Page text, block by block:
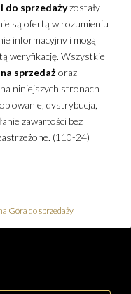
do sprzedażyzostały
są ofertą w rozumieniu
informacyjny i mogą
weryfikację. Wszystkie
na sprzedażoraz
niniejszych stronach
dystrybucja,
zawartości bez
(110-24)
Góra do sprzedaży